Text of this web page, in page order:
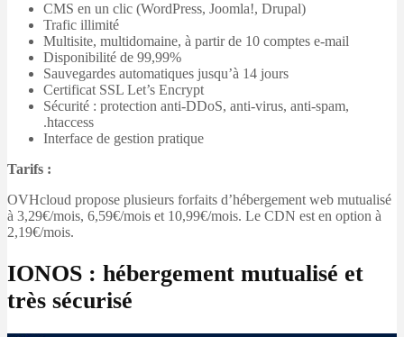
CMS en un clic (WordPress, Joomla!, Drupal)
Trafic illimité
Multisite, multidomaine, à partir de 10 comptes e-mail
Disponibilité de 99,99%
Sauvegardes automatiques jusqu’à 14 jours
Certificat SSL Let’s Encrypt
Sécurité : protection anti-DDoS, anti-virus, anti-spam,
.htaccess
Interface de gestion pratique
Tarifs :
OVHcloud propose plusieurs forfaits d’hébergement web mutualisé
à 3,29€/mois, 6,59€/mois et 10,99€/mois. Le CDN est en option à
2,19€/mois.
IONOS : hébergement mutualisé et
très sécurisé